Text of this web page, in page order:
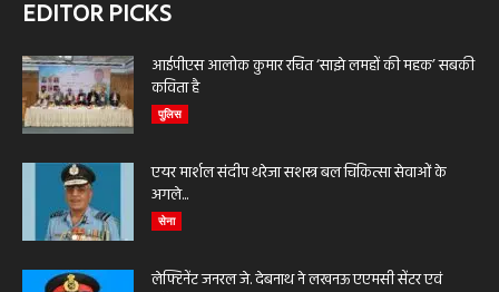
EDITOR PICKS
आईपीएस आलोक कुमार रचित ‘साझे लमहों की महक’ सबकी
कविता है
पुलिस
एयर मार्शल संदीप थरेजा सशस्त्र बल चिकित्सा सेवाओं के
अगले...
सेना
लेफ्टिनेंट जनरल जे. देबनाथ ने लखनऊ एएमसी सेंटर एवं